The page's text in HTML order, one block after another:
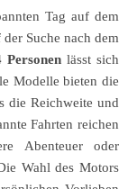
Tag auf dem
Suche nach dem
lässt sich
Modelle bieten die
die Reichweite und
Fahrten reichen
Abenteuer oder
Wahl des Motors